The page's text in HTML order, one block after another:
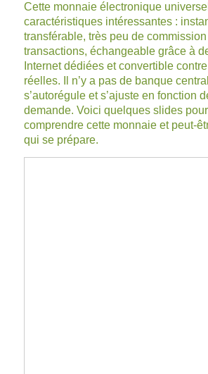
Cette monnaie électronique
caractéristiques intéressantes :
transférable, très peu de
transactions, échangeable grâce à
Internet dédiées et convertible
réelles. Il n’y a pas de banque
s’autorégule et s’ajuste en fonction
demande. Voici quelques slides
comprendre cette monnaie et peut-
qui se prépare.